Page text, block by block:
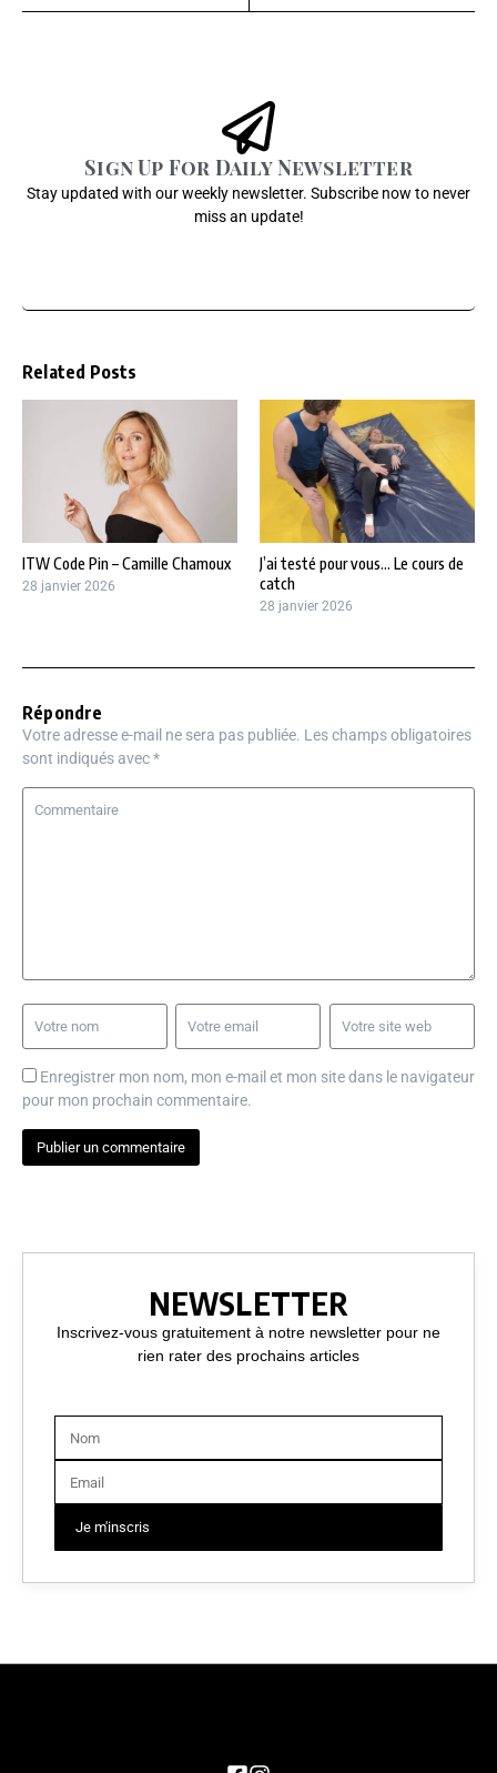
Sign Up For Daily Newsletter
Stay updated with our weekly newsletter. Subscribe now to never
miss an update!
Related Posts
ITW Code Pin – Camille Chamoux
28 janvier 2026
J’ai testé pour vous… Le cours de
catch
28 janvier 2026
Répondre
Votre adresse e-mail ne sera pas publiée. Les champs obligatoires
sont indiqués avec*
Enregistrer mon nom, mon e-mail et mon site dans le navigateur
pour mon prochain commentaire.
NEWSLETTER
Inscrivez-vous gratuitement à notre newsletter pour ne
rien rater des prochains articles
Je m'inscris